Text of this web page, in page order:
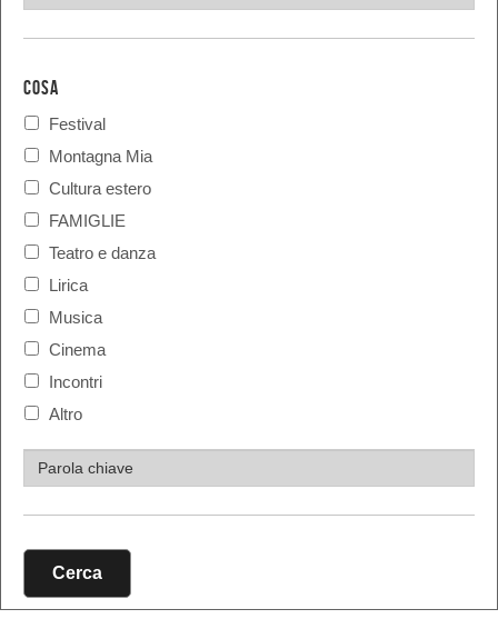
COSA
Festival
Montagna Mia
Cultura estero
FAMIGLIE
Teatro e danza
Lirica
Musica
Cinema
Incontri
Altro
Cerca